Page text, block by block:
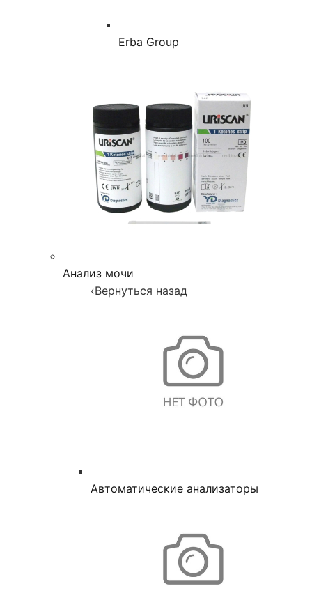
Erba Group
Анализ мочи
‹Вернуться назад
Автоматические анализаторы